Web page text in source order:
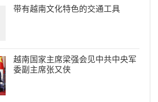
带有越南文化特色的交通工具
越南国家主席梁强会见中共中央军
委副主席张又侠